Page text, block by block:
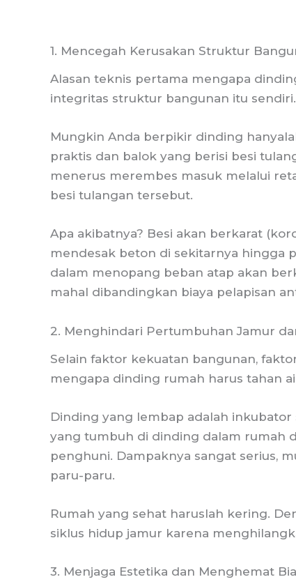
1. Mencegah Kerusakan Struktur
Alasan teknis pertama mengapa
integritas struktur bangunan itu sendiri.
Mungkin Anda berpikir dinding
praktis dan balok yang berisi besi
menerus merembes masuk melalui
besi tulangan tersebut.
Apa akibatnya? Besi akan berkarat
mendesak beton di sekitarnya hingga
dalam menopang beban atap akan
mahal dibandingkan biaya pelapisan
2. Menghindari Pertumbuhan Jamur
Selain faktor kekuatan bangunan,
mengapa dinding rumah harus tahan
Dinding yang lembap adalah
yang tumbuh di dinding dalam rumah
penghuni. Dampaknya sangat serius,
paru-paru.
Rumah yang sehat haruslah kering.
siklus hidup jamur karena
3. Menjaga Estetika dan Menghemat